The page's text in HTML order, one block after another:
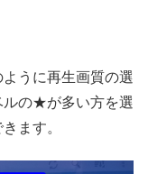
うに再生画質の選
ルの★が多い方を選
ます。